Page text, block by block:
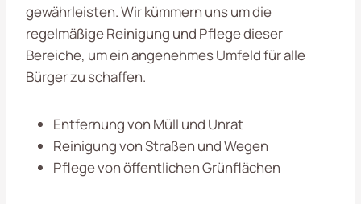
gewährleisten. Wir kümmern uns um die
regelmäßige Reinigung und Pflege dieser
Bereiche, um ein angenehmes Umfeld für alle
Bürger zu schaffen.
Entfernung von Müll und Unrat
Reinigung von Straßen und Wegen
Pflege von öffentlichen Grünflächen